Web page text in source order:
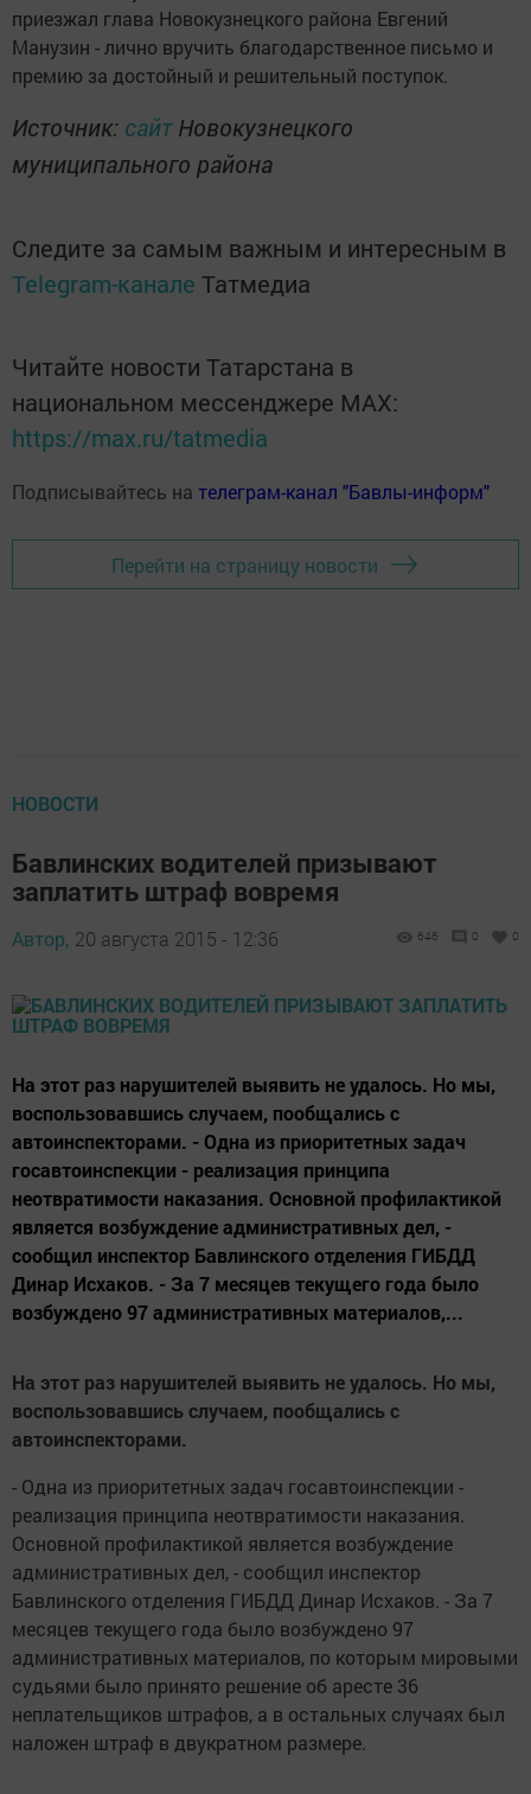
приезжал глава Новокузнецкого района Евгений
Манузин - лично вручить благодарственное письмо и
премию за достойный и решительный поступок.
Источник: сайтНовокузнецкого
муниципального района
Следите за самым важным и интересным в
Telegram-канале Татмедиа
Читайте новости Татарстана в
национальном мессенджере MАХ:
https://max.ru/tatmedia
Подписывайтесь на телеграм-канал "Бавлы-информ"
Перейти на страницу новости
НОВОСТИ
Бавлинских водителей призывают
заплатить штраф вовремя
Автор, 20 августа 2015 - 12:36 646 0 0
На этот раз нарушителей выявить не удалось. Но мы,
воспользовавшись случаем, пообщались с
автоинспекторами. - Одна из приоритетных задач
госавтоинспекции - реализация принципа
неотвратимости наказания. Основной профилактикой
является возбуждение административных дел, -
сообщил инспектор Бавлинского отделения ГИБДД
Динар Исхаков. - За 7 месяцев текущего года было
возбуждено 97 административных материалов,...
На этот раз нарушителей выявить не удалось. Но мы,
воспользовавшись случаем, пообщались с
автоинспекторами.
- Одна из приоритетных задач госавтоинспекции -
реализация принципа неотвратимости наказания.
Основной профилактикой является возбуждение
административных дел, - сообщил инспектор
Бавлинского отделения ГИБДД Динар Исхаков. - За 7
месяцев текущего года было возбуждено 97
административных материалов, по которым мировыми
судьями было принято решение об аресте 36
неплательщиков штрафов, а в остальных случаях был
наложен штраф в двукратном размере.